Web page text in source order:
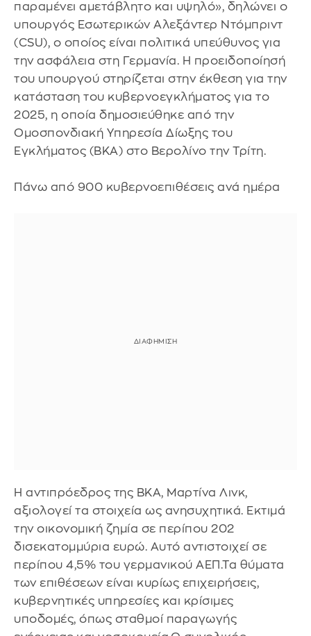
παραμένει αμετάβλητο και υψηλό», δηλώνει ο
υπουργός Εσωτερικών Αλεξάντερ Ντόμπριντ
(CSU), ο οποίος είναι πολιτικά υπεύθυνος για
την ασφάλεια στη Γερμανία. Η προειδοποίησή
του υπουργού στηρίζεται στην έκθεση για την
κατάσταση του κυβερνοεγκλήματος για το
2025, η οποία δημοσιεύθηκε από την
Ομοσπονδιακή Υπηρεσία Δίωξης του
Εγκλήματος (BKA) στο Βερολίνο την Τρίτη.
Πάνω από 900 κυβερνοεπιθέσεις ανά ημέρα
Η αντιπρόεδρος της BKA, Μαρτίνα Λινκ,
αξιολογεί τα στοιχεία ως ανησυχητικά. Εκτιμά
την οικονομική ζημία σε περίπου 202
δισεκατομμύρια ευρώ. Αυτό αντιστοιχεί σε
περίπου 4,5% του γερμανικού ΑΕΠ.Τα θύματα
των επιθέσεων είναι κυρίως επιχειρήσεις,
κυβερνητικές υπηρεσίες και κρίσιμες
υποδομές, όπως σταθμοί παραγωγής